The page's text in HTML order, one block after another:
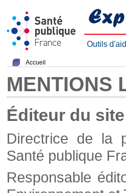
Outils
Accueil
MENTIONS
Éditeur du site
Directrice de la
Santé publique
Responsable